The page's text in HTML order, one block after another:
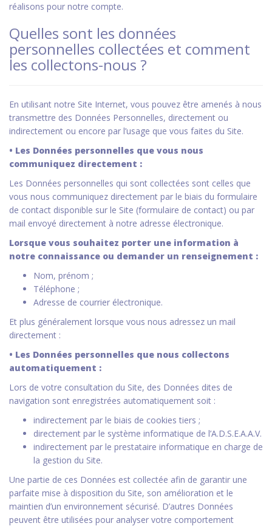
réalisons pour notre compte.
Quelles sont les données
personnelles collectées et comment
les collectons-nous ?
En utilisant notre Site Internet, vous pouvez être amenés à nous
transmettre des Données Personnelles, directement ou
indirectement ou encore par l’usage que vous faites du Site.
• Les Données personnelles que vous nous
communiquez directement :
Les Données personnelles qui sont collectées sont celles que
vous nous communiquez directement par le biais du formulaire
de contact disponible sur le Site (formulaire de contact) ou par
mail envoyé directement à notre adresse électronique.
Lorsque vous souhaitez porter une information à
notre connaissance ou demander un renseignement :
Nom, prénom ;
Téléphone ;
Adresse de courrier électronique.
Et plus généralement lorsque vous nous adressez un mail
directement :
• Les Données personnelles que nous collectons
automatiquement :
Lors de votre consultation du Site, des Données dites de
navigation sont enregistrées automatiquement soit :
indirectement par le biais de cookies tiers ;
directement par le système informatique de l’A.D.S.E.A.A.V.
indirectement par le prestataire informatique en charge de
la gestion du Site.
Une partie de ces Données est collectée afin de garantir une
parfaite mise à disposition du Site, son amélioration et le
maintien d’un environnement sécurisé. D’autres Données
peuvent être utilisées pour analyser votre comportement